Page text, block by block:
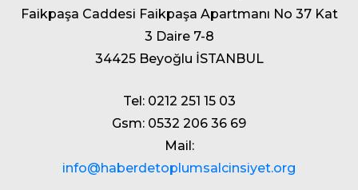
Faikpaşa Caddesi Faikpaşa Apartmanı No 37 Kat
3 Daire 7-8
34425 Beyoğlu İSTANBUL
Tel: 0212 251 15 03
Gsm: 0532 206 36 69
Mail:
info@haberdetoplumsalcinsiyet.org